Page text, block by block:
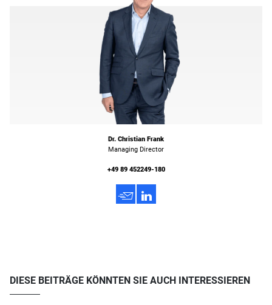
Dr. Christian Frank
Managing Director
+49 89 452249-180
h 3
DIESE BEITRÄGE KÖNNTEN SIE AUCH INTERESSIEREN